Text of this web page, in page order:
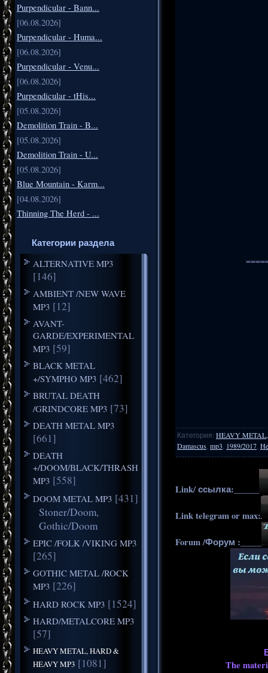
Purpendicular - Bann...
[06.08.2026]
Purpendicular - Huma...
[06.08.2026]
Purpendicular - Venu...
[06.08.2026]
Purpendicular - tHis...
[05.08.2026]
Demolition Train - B...
[05.08.2026]
Demolition Train - U...
[05.08.2026]
Blue Mountain - Karm...
[04.08.2026]
Thinning The Herd - ...
Категории раздела
ALTERNATIVE MP3
[146]
AMBIENT /NEW WAVE
MP3 [12]
AVANT-
GARDE/EXPERIMENTAL
MP3 [59]
BLACK METAL
+/SYMPHO MP3 [462]
BRUTAL DEATH
/GRINDCORE MP3 [73]
DEATH METAL MP3
[661]
DEATH
+/DOOM/BLACK/THRASH
MP3 [558]
DOOM METAL MP3 [431]
Stoner/Doom,
Gothic/Doom
EPIC /FOLK /VIKING MP3
[265]
GOTHIC METAL /ROCK
MP3 [226]
HARD ROCK MP3 [1524]
HARD/METALCORE MP3
[57]
HEAVY METAL, HARD &
HEAVY MP3 [1081]
Категория: HEAVY
Damascus mp3 1989/2017
Link/ ссылка:______
Link telegram or max:
Forum /Форум :_____
The